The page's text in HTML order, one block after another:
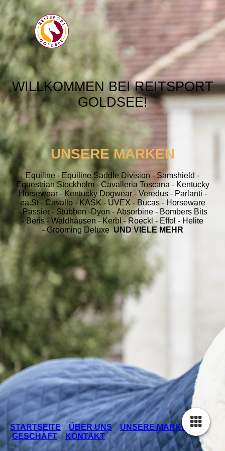
WILLKOMMEN BEI REITSPORT
GOLDSEE!
UNSERE MARKEN
Equiline - Equiline Saddle Division - Samshield -
Equestrian Stockholm - Cavalleria Toscana - Kentucky
Horsewear - Kentucky Dogwear - Veredus - Parlanti -
ea.St - Cavallo - KASK - UVEX - Bucas - Horseware
-Passier - Stübben -Dyon - Absorbine - Bombers Bits
-Beris - Waldhausen -Kerbl -Roeckl - Effol - Helite
- Grooming DeluxeUND VIELE MEHR
STARTSEITE ÜBER UNS
UNSERE MARKEN
GESCHÄFT
KONTAKT